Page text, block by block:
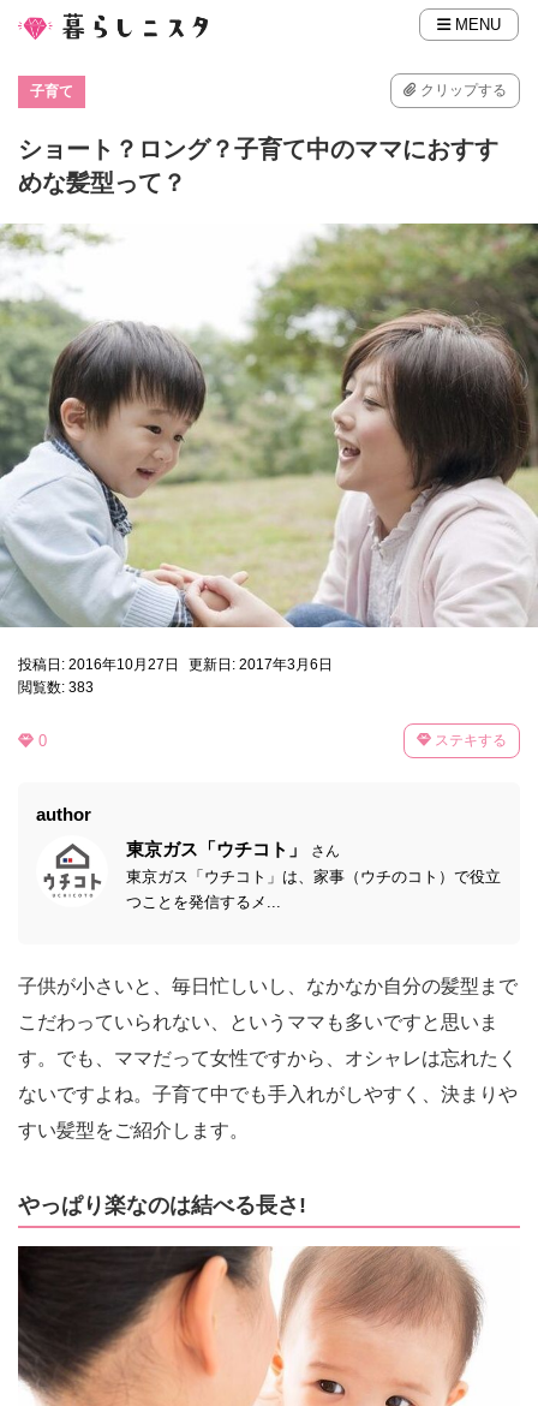
MENU
子育て クリップする
ショート？ロング？子育て中のママにおすす
めな髪型って？
投稿日: 2016年10月27日
更新日: 2017年3月6日
閲覧数: 383
0 ステキする
author
東京ガス「ウチコト」
さん
東京ガス「ウチコト」は、家事（ウチのコト）で役立
つことを発信するメ...
子供が小さいと、毎日忙しいし、なかなか自分の髪型まで
こだわっていられない、というママも多いですと思いま
す。でも、ママだって女性ですから、オシャレは忘れたく
ないですよね。子育て中でも手入れがしやすく、決まりや
すい髪型をご紹介します。
やっぱり楽なのは結べる長さ!